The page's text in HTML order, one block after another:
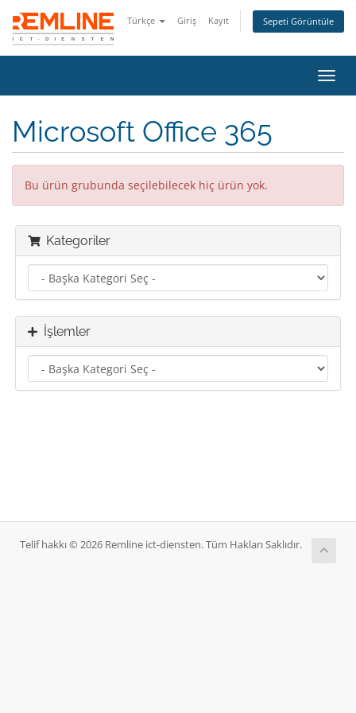
Türkçe Giriş Kayıt Sepeti Görüntüle
Microsoft Office 365
Bu ürün grubunda seçilebilecek hiç ürün yok.
Kategoriler
İşlemler
Telif hakkı © 2026 Remline ict-diensten. Tüm Hakları Saklıdır.